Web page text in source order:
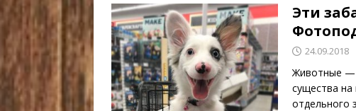
Эти
24.09.2018
Животные —
существа на
отдельного